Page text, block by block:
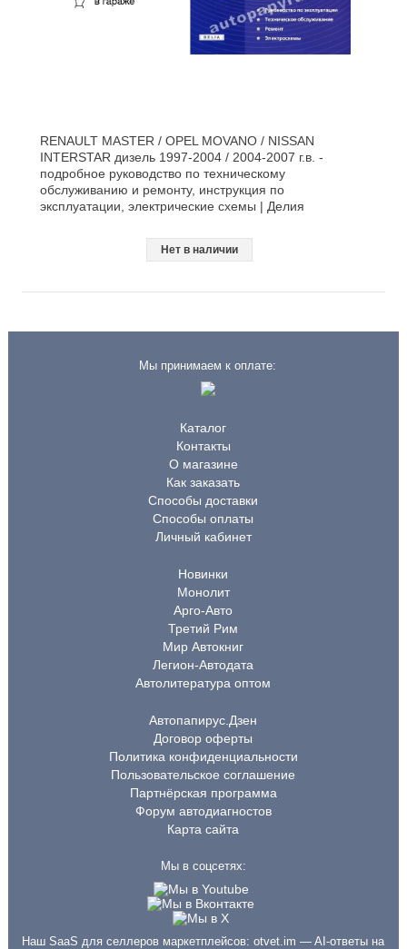
RENAULT MASTER / OPEL MOVANO / NISSAN
INTERSTAR дизель 1997-2004 / 2004-2007 г.в. -
подробное руководство по техническому
обслуживанию и ремонту, инструкция по
эксплуатации, электрические схемы | Делия
Нет в наличии
Мы принимаем к оплате:
Каталог
Контакты
О магазине
Как заказать
Способы доставки
Способы оплаты
Личный кабинет
Новинки
Монолит
Арго-Авто
Третий Рим
Мир Автокниг
Легион-Автодата
Автолитература оптом
Автопапирус.Дзен
Договор оферты
Политика конфиденциальности
Пользовательское соглашение
Партнёрская программа
Форум автодиагностов
Карта сайта
Мы в соцсетях:
Наш SaaS для селлеров маркетплейсов:otvet.im — AI-ответы на